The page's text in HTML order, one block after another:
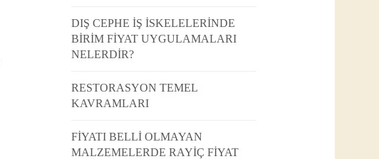
DIŞ CEPHE İŞ İSKELELERİNDE
BİRİM FİYAT UYGULAMALARI
NELERDİR?
RESTORASYON TEMEL
KAVRAMLARI
FİYATI BELLİ OLMAYAN
MALZEMELERDE RAYİÇ FİYAT